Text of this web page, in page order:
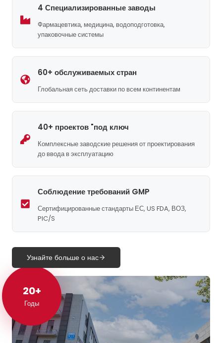
20+
20+
Годы
4 Специализированные заводы
Фармацевтика, медицина, водоподготовка,
упаковочные системы
60+ обслуживаемых стран
Глобальная сеть доставки по всем континентам
40+ проектов "под ключ
Комплексные заводские решения от проектирования
до ввода в эксплуатацию
Соблюдение требований GMP
Сертифицированные стандарты ЕС, US FDA, ВОЗ,
PIC/S
Узнайте больше о нас